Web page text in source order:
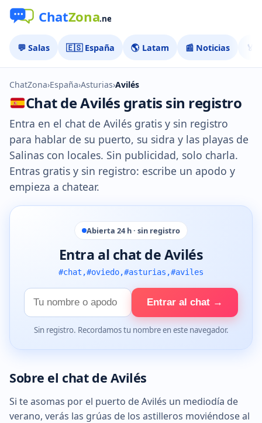
💬 Salas 🇪🇸 España 🌎 Latam 📰 Noticias 🏅
ChatZona›España›Asturias›Avilés
Chat de Avilés gratis sin registro
Entra en el chat de Avilés gratis y sin registro
para hablar de su puerto, su sidra y las playas de
Salinas con locales. Sin publicidad, solo charla.
Entras gratis y sin registro: escribe un apodo y
empieza a chatear.
Abierta 24 h · sin registro
Entra al chat de Avilés
#chat,#oviedo,#asturias,#aviles
Tu
nombre
Entrar al chat →
Sin registro. Recordamos tu nombre en este navegador.
Sobre el chat de Avilés
Si te asomas por el puerto de Avilés un mediodía de
verano, verás las grúas de los astilleros moviéndose al